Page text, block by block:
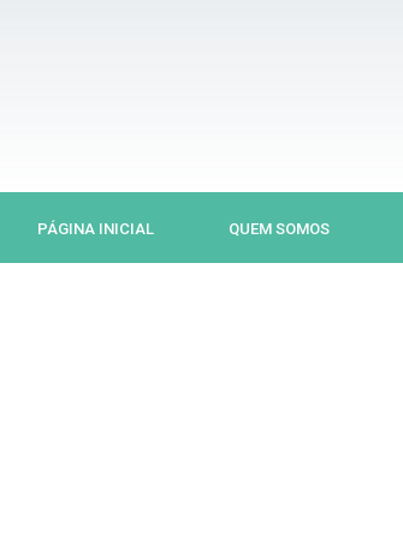
PÁGINA INICIAL QUEM SOMOS
Previous
Next